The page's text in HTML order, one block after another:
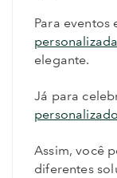
Para eventos
elegante.
Já para
Assim, você
diferentes